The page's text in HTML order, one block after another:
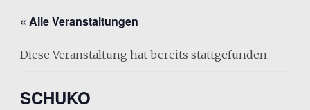
« Alle Veranstaltungen
Diese Veranstaltung hat bereits stattgefunden.
SCHUKO